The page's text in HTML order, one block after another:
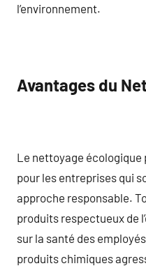
l’environnement.
Avantages du
Le nettoyage
pour les entreprises qui
approche responsable.
produits respectueux de
sur la santé des
produits chimiques